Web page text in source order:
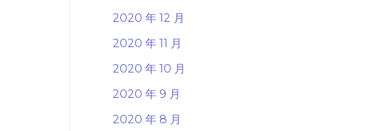
2020 年 12 月
2020 年 11 月
2020 年 10 月
2020 年 9 月
2020 年 8 月